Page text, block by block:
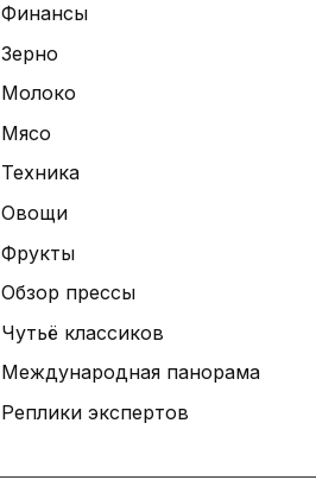
Финансы
Зерно
Молоко
Мясо
Техника
Овощи
Фрукты
Обзор прессы
Чутьё классиков
Международная панорама
Реплики экспертов